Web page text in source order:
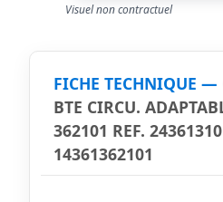
Visuel non contractuel
FICHE TECHNIQUE —
BTE CIRCU.
362101 REF.
14361362101